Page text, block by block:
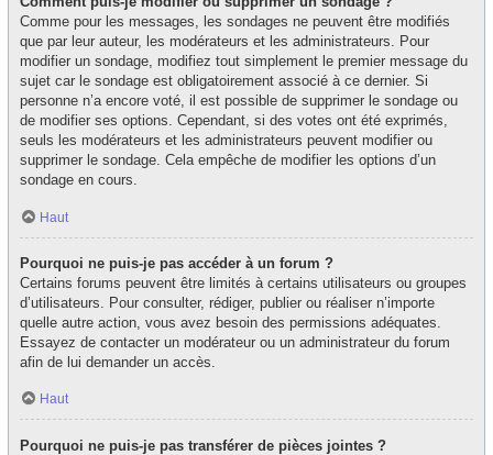
Comme pour les messages, les sondages ne peuvent être modifiés
que par leur auteur, les modérateurs et les administrateurs. Pour
modifier un sondage, modifiez tout simplement le premier message du
sujet car le sondage est obligatoirement associé à ce dernier. Si
personne n’a encore voté, il est possible de supprimer le sondage ou
de modifier ses options. Cependant, si des votes ont été exprimés,
seuls les modérateurs et les administrateurs peuvent modifier ou
supprimer le sondage. Cela empêche de modifier les options d’un
sondage en cours.
Haut
Pourquoi ne puis-je pas accéder à un forum ?
Certains forums peuvent être limités à certains utilisateurs ou groupes
d’utilisateurs. Pour consulter, rédiger, publier ou réaliser n’importe
quelle autre action, vous avez besoin des permissions adéquates.
Essayez de contacter un modérateur ou un administrateur du forum
afin de lui demander un accès.
Haut
Pourquoi ne puis-je pas transférer de pièces jointes ?